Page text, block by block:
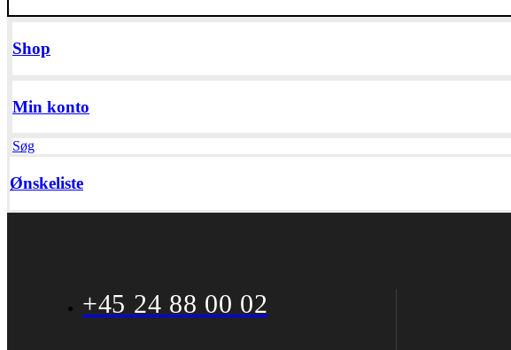
Shop
Min konto
Søg
Ønskeliste
+45 24 88 00 02